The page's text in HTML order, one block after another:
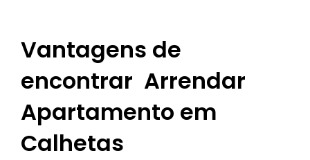
Vantagens de
encontrar Arrendar
Apartamento em
Calhetas